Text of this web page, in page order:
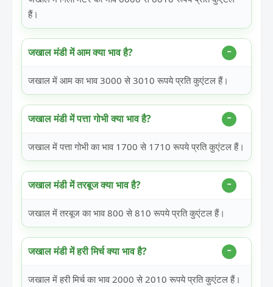
हैं।
जखाल मंडी में आम क्या भाव है?
जखाल में आम का भाव 3000 से 3010 रूपये प्रति कुएंटल हैं।
जखाल मंडी में पत्ता गोभी क्या भाव है?
जखाल में पत्ता गोभी का भाव 1700 से 1710 रूपये प्रति कुएंटल हैं।
जखाल मंडी में तरबूज क्या भाव है?
जखाल में तरबूज का भाव 800 से 810 रूपये प्रति कुएंटल हैं।
जखाल मंडी में हरी मिर्च क्या भाव है?
जखाल में हरी मिर्च का भाव 2000 से 2010 रूपये प्रति कुएंटल हैं।